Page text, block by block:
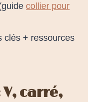
collier pour
clés + ressources
carré,